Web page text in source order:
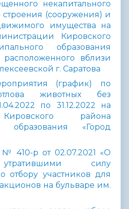
некапитального
строения (сооружения) и
имущества на
Кировского
образования
расположенного вблизи
г. Саратова
(график) по
животных без
по 31.12.2022 на
района
образования «Город
410-р от 02.07.2021 «О
силу
отбору участников для
на бульваре им.